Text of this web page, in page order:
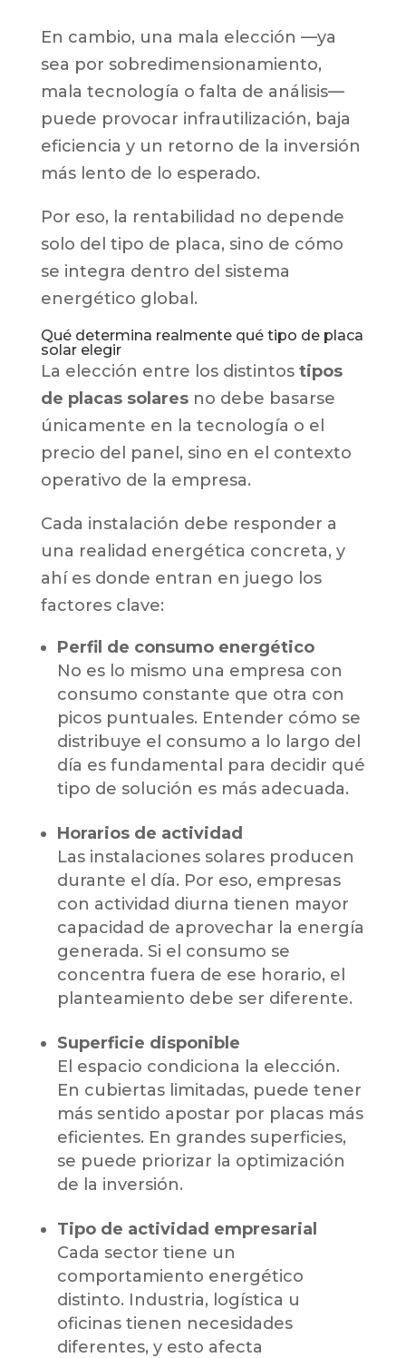
En cambio, una mala elección —ya
sea por sobredimensionamiento,
mala tecnología o falta de análisis—
puede provocar infrautilización, baja
eficiencia y un retorno de la inversión
más lento de lo esperado.
Por eso, la rentabilidad no depende
solo del tipo de placa, sino de cómo
se integra dentro del sistema
energético global.
Qué determina realmente qué tipo de placa
solar elegir
La elección entre los distintos tipos
de placas solaresno debe basarse
únicamente en la tecnología o el
precio del panel, sino en el contexto
operativo de la empresa.
Cada instalación debe responder a
una realidad energética concreta, y
ahí es donde entran en juego los
factores clave:
Perfil de consumo energético
No es lo mismo una empresa con
consumo constante que otra con
picos puntuales. Entender cómo se
distribuye el consumo a lo largo del
día es fundamental para decidir qué
tipo de solución es más adecuada.
Horarios de actividad
Las instalaciones solares producen
durante el día. Por eso, empresas
con actividad diurna tienen mayor
capacidad de aprovechar la energía
generada. Si el consumo se
concentra fuera de ese horario, el
planteamiento debe ser diferente.
Superficie disponible
El espacio condiciona la elección.
En cubiertas limitadas, puede tener
más sentido apostar por placas más
eficientes. En grandes superficies,
se puede priorizar la optimización
de la inversión.
Tipo de actividad empresarial
Cada sector tiene un
comportamiento energético
distinto. Industria, logística u
oficinas tienen necesidades
diferentes, y esto afecta